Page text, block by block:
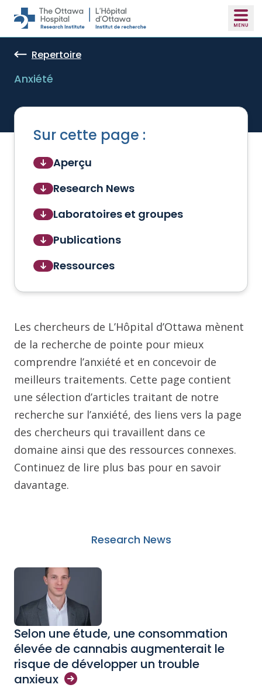
Skip to main content
Repertoire
Anxiété
Sur cette page :
Aperçu
Research News
Laboratoires et groupes
Publications
Ressources
Les chercheurs de L’Hôpital d’Ottawa mènent
de la recherche de pointe pour mieux
comprendre l’anxiété et en concevoir de
meilleurs traitements. Cette page contient
une sélection d’articles traitant de notre
recherche sur l’anxiété, des liens vers la page
des chercheurs qui travaillent dans ce
domaine ainsi que des ressources connexes.
Continuez de lire plus bas pour en savoir
davantage.
Research News
Selon une étude, une consommation
élevée de cannabis augmenterait le
risque de développer un trouble
anxieux